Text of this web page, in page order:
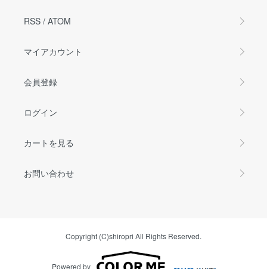
RSS / ATOM
マイアカウント
会員登録
ログイン
カートを見る
お問い合わせ
Copyright (C)shiropri All Rights Reserved.
Powered by